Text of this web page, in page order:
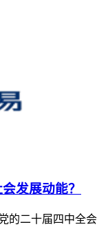
发展动能？
的二十届四中全会